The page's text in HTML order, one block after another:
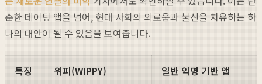
순한 데이팅 앱을 넘어, 현대 사회의 외로움과 불신을 치유하는 하
나의 대안이 될 수 있음을 보여줍니다.
특징 위피(WIPPY) 일반 익명 기반 앱